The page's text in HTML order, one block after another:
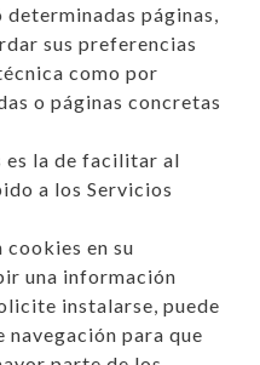
páginas,
sus preferencias
como por
o páginas concretas
es la de facilitar al
a los Servicios
cookies en su
una información
instalarse, puede
para que